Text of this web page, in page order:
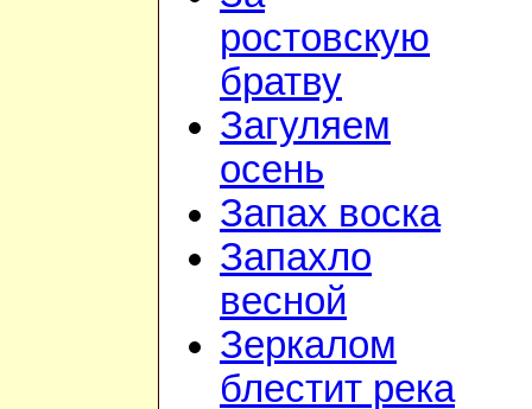
ростовскую
братву
Загуляем
осень
Запах воска
Запахло
весной
Зеркалом
блестит река